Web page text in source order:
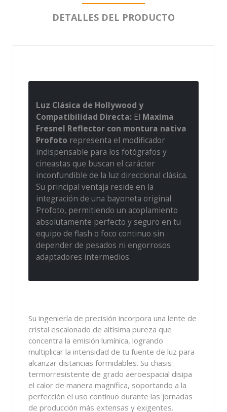
DETALLES DEL PRODUCTO
Luz Clásica de Hollywood y
Compatibilidad Directa: El Maxima
Fresnel Reflector con montura nativa
Profoto representa el modificador
indispensable para los fotógrafos y
cineastas que buscan el carácter
inconfundible de la luz direccional clásica.
Su principal ventaja reside en la
integración de una bayoneta original
Profoto, permitiendo un acoplamiento
absolutamente perfecto y seguro en tu
equipo de flash o foco continuo sin
depender de pesados ni engorrosos
adaptadores intermedios.
Su ingeniería de precisión incorpora una lente de
cristal escalonado de altísima pureza que
concentra la emisión lumínica, logrando
multiplicar la intensidad de tu fuente de luz para
alcanzar distancias formidables. Su chasis
termorresistente de grado aeroespacial disipa
el calor de manera magnífica, soportando a la
perfección el uso continuo durante las jornadas
de producción más extensas y exigentes.